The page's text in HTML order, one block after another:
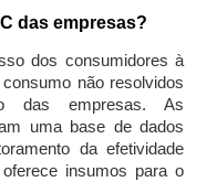
das empresas?
dos consumidores à
não resolvidos
das empresas. As
uma base de dados
da efetividade
insumos para o